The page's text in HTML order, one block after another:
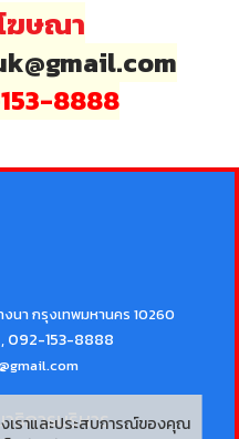
ฆษณา
8888
นา กรุงเทพมหานคร 10260
092-153-8888
ธิการบริหาร
เราและประสบการณ์ของคุณ